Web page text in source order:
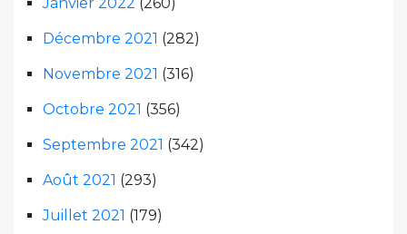
Décembre 2021 (282)
Novembre 2021 (316)
Octobre 2021 (356)
Septembre 2021 (342)
Août 2021 (293)
Juillet 2021 (179)